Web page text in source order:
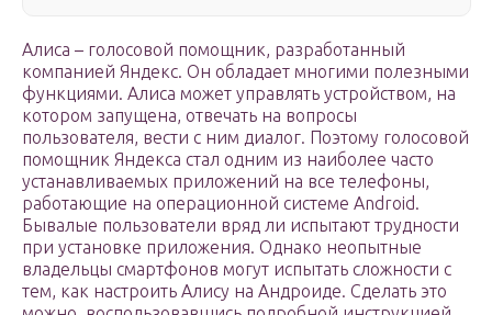
Алиса – голосовой помощник, разработанный
компанией Яндекс. Он обладает многими полезными
функциями. Алиса может управлять устройством, на
котором запущена, отвечать на вопросы
пользователя, вести с ним диалог. Поэтому голосовой
помощник Яндекса стал одним из наиболее часто
устанавливаемых приложений на все телефоны,
работающие на операционной системе Android.
Бывалые пользователи вряд ли испытают трудности
при установке приложения. Однако неопытные
владельцы смартфонов могут испытать сложности с
тем, как настроить Алису на Андроиде. Сделать это